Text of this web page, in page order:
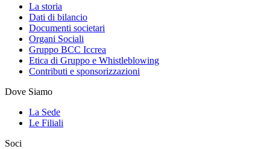
La storia
Dati di bilancio
Documenti societari
Organi Sociali
Gruppo BCC Iccrea
Etica di Gruppo e Whistleblowing
Contributi e sponsorizzazioni
Dove Siamo
La Sede
Le Filiali
Soci